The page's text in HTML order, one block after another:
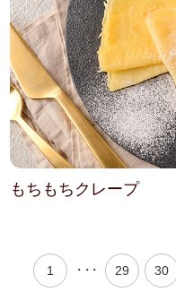
もちもちクレープ
1 ・・・ 29 30